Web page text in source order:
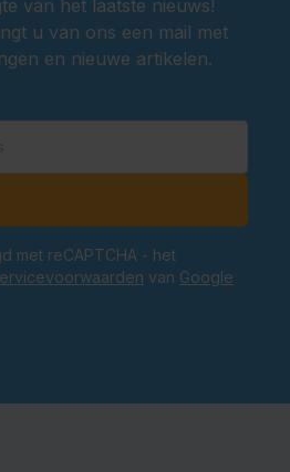
van het laatste nieuws!
u van ons een mail met
en nieuwe artikelen.
met reCAPTCHA - het
van Google